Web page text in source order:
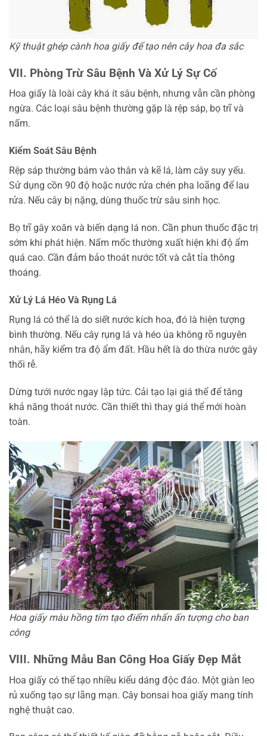
Kỹ thuật ghép cành hoa giấy để tạo nên cây hoa đa sắc
VII. Phòng Trừ Sâu Bệnh Và Xử Lý Sự Cố
Hoa giấy là loài cây khá ít sâu bệnh, nhưng vẫn cần phòng
ngừa. Các loại sâu bệnh thường gặp là rệp sáp, bọ trĩ và
nấm.
Kiểm Soát Sâu Bệnh
Rệp sáp thường bám vào thân và kẽ lá, làm cây suy yếu.
Sử dụng cồn 90 độ hoặc nước rửa chén pha loãng để lau
rửa. Nếu cây bị nặng, dùng thuốc trừ sâu sinh học.
Bọ trĩ gây xoăn và biến dạng lá non. Cần phun thuốc đặc trị
sớm khi phát hiện. Nấm mốc thường xuất hiện khi độ ẩm
quá cao. Cần đảm bảo thoát nước tốt và cắt tỉa thông
thoáng.
Xử Lý Lá Héo Và Rụng Lá
Rụng lá có thể là do siết nước kích hoa, đó là hiện tượng
bình thường. Nếu cây rụng lá và héo úa không rõ nguyên
nhân, hãy kiểm tra độ ẩm đất. Hầu hết là do thừa nước gây
thối rễ.
Dừng tưới nước ngay lập tức. Cải tạo lại giá thể để tăng
khả năng thoát nước. Cần thiết thì thay giá thể mới hoàn
toàn.
Hoa giấy màu hồng tím tạo điểm nhấn ấn tượng cho ban
công
VIII. Những Mẫu Ban Công Hoa Giấy Đẹp Mắt
Hoa giấy có thể tạo nhiều kiểu dáng độc đáo. Một giàn leo
rủ xuống tạo sự lãng mạn. Cây bonsai hoa giấy mang tính
nghệ thuật cao.